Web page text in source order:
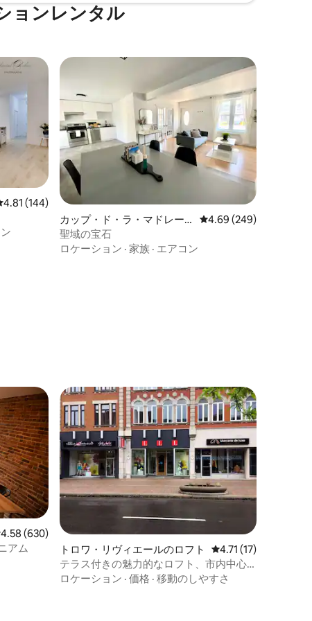
ョンレンタル
ビュー144件、5つ星中4.81つ星の平均評価
4.81 (144)
カップ・ド・ラ・マドレー
ヌのマンション・アパート
レビュー249件、5つ星
4.69 (249)
聖域の宝石
ロケーション · 家族 · エアコン
ビュー630件、5つ星中4.58つ星の平均評価
4.58 (630)
アム
トロワ・リヴィエールのロフト レビュー17件、5つ
4.71 (17)
テラス付きの魅力的なロフト、市内中心
部に位置
ロケーション · 価格 · 移動のしやすさ